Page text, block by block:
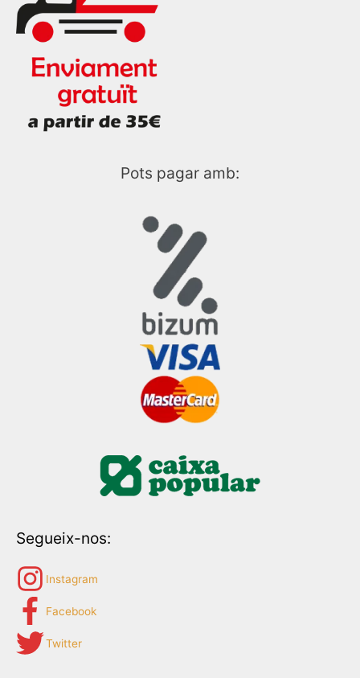
Pots pagar amb:
Segueix-nos:
Instagram
Facebook
Twitter